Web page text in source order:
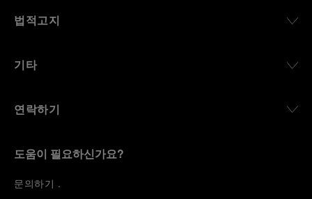
법적고지
기타
연락하기
도움이 필요하신가요?
문의하기 .